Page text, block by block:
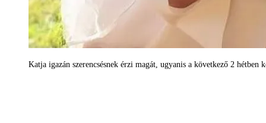
Katja igazán szerencsésnek érzi magát, ugyanis a következő 2 hétben